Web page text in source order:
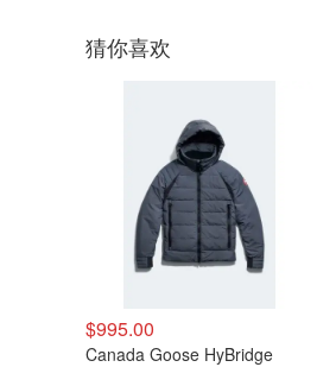
猜你喜欢
$995.00
Canada Goose HyBridge